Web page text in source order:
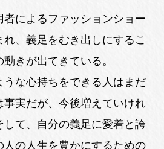
によるファッションショー
、義足をむき出しにするこ
きが出てきている。
うな心持ちをできる人はまだ
事実だが、今後増えていけれ
して、自分の義足に愛着と誇
人の人生を豊かにするための